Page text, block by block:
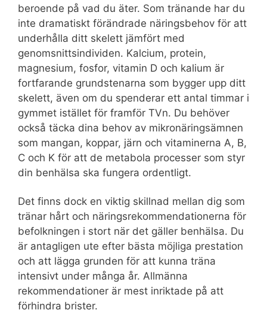
beroende på vad du äter. Som tränande har du
inte dramatiskt förändrade näringsbehov för att
underhålla ditt skelett jämfört med
genomsnittsindividen. Kalcium, protein,
magnesium, fosfor, vitamin D och kalium är
fortfarande grundstenarna som bygger upp ditt
skelett, även om du spenderar ett antal timmar i
gymmet istället för framför TVn. Du behöver
också täcka dina behov av mikronäringsämnen
som mangan, koppar, järn och vitaminerna A, B,
C och K för att de metabola processer som styr
din benhälsa ska fungera ordentligt.
Det finns dock en viktig skillnad mellan dig som
tränar hårt och näringsrekommendationerna för
befolkningen i stort när det gäller benhälsa. Du
är antagligen ute efter bästa möjliga prestation
och att lägga grunden för att kunna träna
intensivt under många år. Allmänna
rekommendationer är mest inriktade på att
förhindra brister.